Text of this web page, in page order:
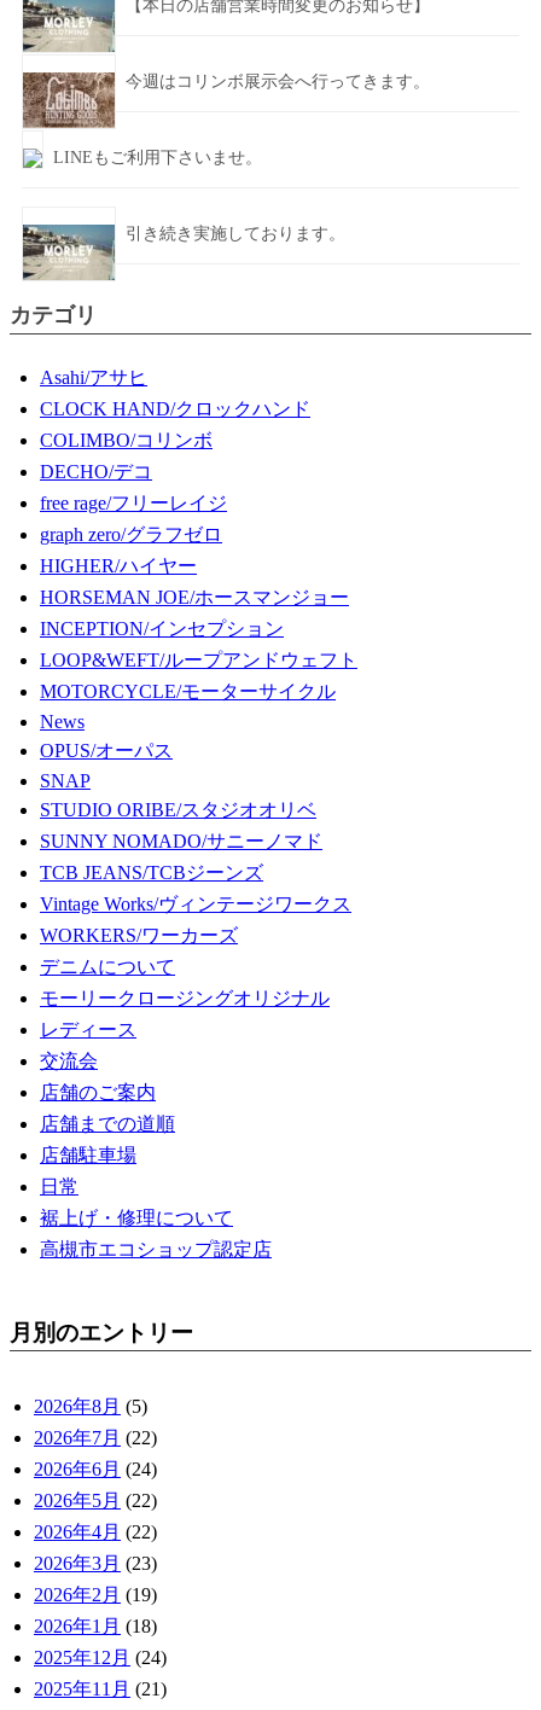
【本日の店舗営業時間変更のお知らせ】
今週はコリンボ展示会へ行ってきます。
LINEもご利用下さいませ。
引き続き実施しております。
カテゴリ
Asahi/アサヒ
CLOCK HAND/クロックハンド
COLIMBO/コリンボ
DECHO/デコ
free rage/フリーレイジ
graph zero/グラフゼロ
HIGHER/ハイヤー
HORSEMAN JOE/ホースマンジョー
INCEPTION/インセプション
LOOP&WEFT/ループアンドウェフト
MOTORCYCLE/モーターサイクル
News
OPUS/オーパス
SNAP
STUDIO ORIBE/スタジオオリベ
SUNNY NOMADO/サニーノマド
TCB JEANS/TCBジーンズ
Vintage Works/ヴィンテージワークス
WORKERS/ワーカーズ
デニムについて
モーリークロージングオリジナル
レディース
交流会
店舗のご案内
店舗までの道順
店舗駐車場
日常
裾上げ・修理について
高槻市エコショップ認定店
月別のエントリー
2026年8月 (5)
2026年7月 (22)
2026年6月 (24)
2026年5月 (22)
2026年4月 (22)
2026年3月 (23)
2026年2月 (19)
2026年1月 (18)
2025年12月 (24)
2025年11月 (21)